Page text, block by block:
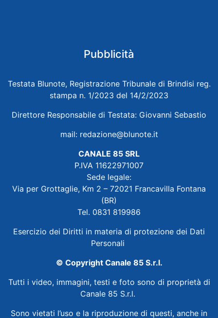
Pubblicità
Testata Blunote, Registrazione Tribunale di Brindisi reg.
stampa n. 1/2023 del 14/2/2023
Direttore Responsabile di Testata: Giovanni Sebastio
mail: redazione@blunote.it
CANALE 85 SRL
P.IVA 11622971007
Sede legale:
Via per Grottaglie, Km 2 – 72021 Francavilla Fontana
(BR)
Tel. 0831 819986
Esercizio dei Diritti in materia di protezione dei Dati
Personali
© Copyright Canale 85 S.r.l.
Tutti i video, immagini, testi e foto sono di proprietà di
Canale 85 S.r.l.
Sono vietati l’uso e la riproduzione di questi, anche in